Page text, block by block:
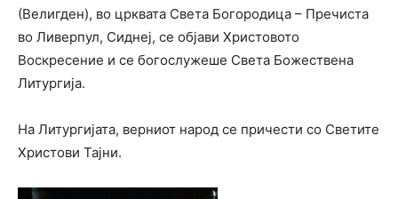
(Велигден), во црквата Света Богородица – Пречиста
во Ливерпул, Сиднеј, се објави Христовото
Воскресение и се богослужеше Света Божествена
Литургија.
На Литургијата, верниот народ се причести со Светите
Христови Тајни.